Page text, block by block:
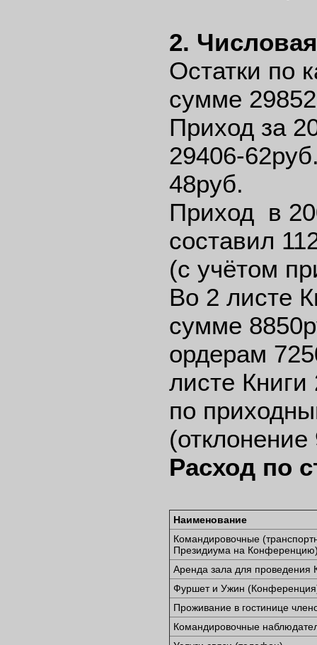
2.
Остатки по
сумме
Приход за
29406-
48руб.
Приход в
составил
(с учётом
Во 2 листе
сумме
ордерам
листе Книги
по
Расход по
Наименование
Командировочные
Президиума на
Аренда зала для проведения
Фуршет и Ужин
Проживание в гостинице
Командировочные